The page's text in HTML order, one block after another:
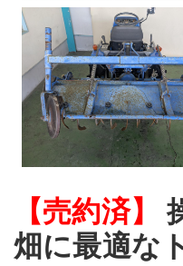
【売約済】
畑に最適な